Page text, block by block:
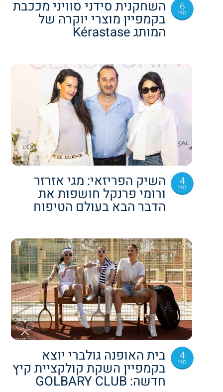
6
מאי השחקנית סידני סוויני מככבת
בקמפיין מוצרי יוקרה של
המותג Kérastase
4
מאי השיק הפריזאי: מגי אזרזר
ורומי פרנקל חושפות את
הדבר הבא בעולם הטיפוח
4
מאי בית האופנה גולברי יוצא
בקמפיין השקת קולקציית קיץ
חדשה: GOLBARY CLUB